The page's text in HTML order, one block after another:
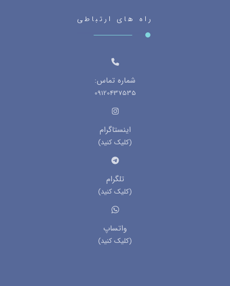
راه های ارتباطی
شماره تماس:
09120437535
اینستاگرام
(کلیک کنید)
تلگرام
(کلیک کنید)
واتساپ
(کلیک کنید)